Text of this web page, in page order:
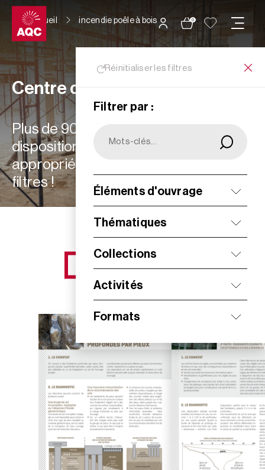
Panneau de gestion des cookies
0
Accueil incendie poêle à bois
Réinitialiser les filtres
Filtrer par :
Éléments d'ouvrage
Thématiques
Collections
Activités
Formats
Centre de ressources
Plus de 900 ressources à votre
disposition : choisissez les plus
appropriées à vos besoins grâce aux
filtres !
NOS NOUVEAUTÉS